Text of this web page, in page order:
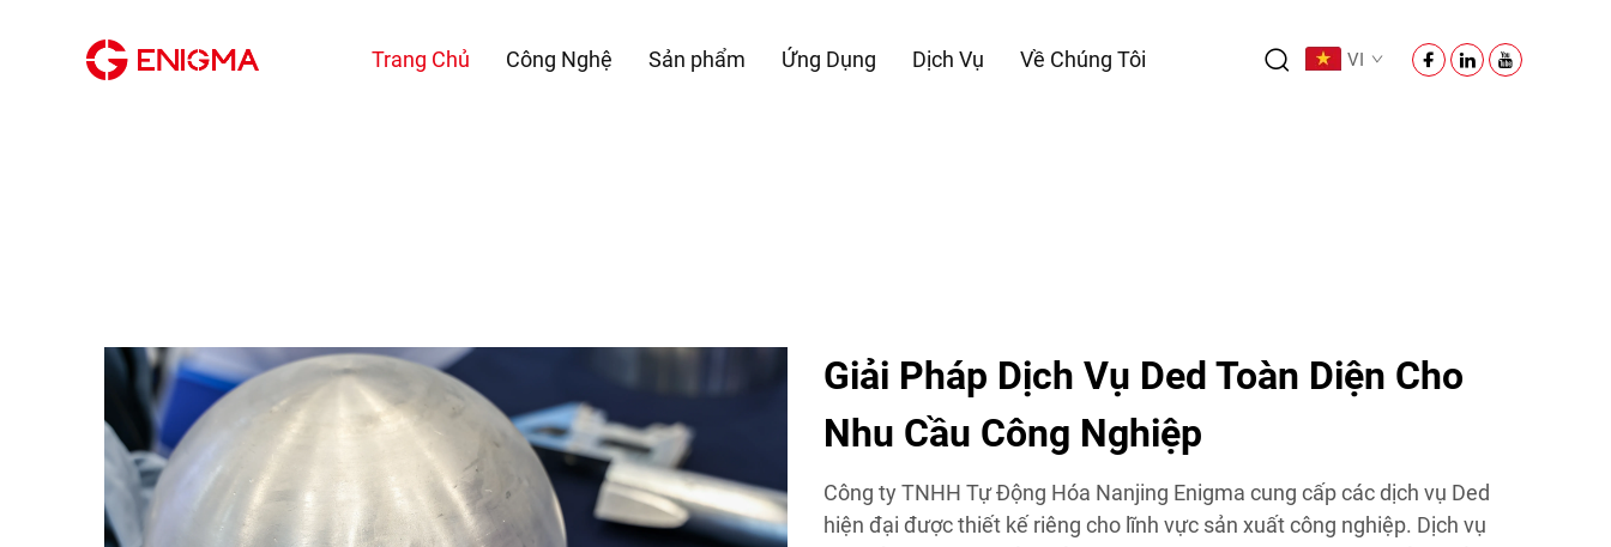
Trang Chủ Công Nghệ Sản phẩm Ứng Dụng Dịch Vụ Về Chúng Tôi VI
Giải Pháp Dịch Vụ Ded Toàn Diện Cho
Nhu Cầu Công Nghiệp
Công ty TNHH Tự Động Hóa Nanjing Enigma cung cấp các dịch vụ Ded
hiện đại được thiết kế riêng cho lĩnh vực sản xuất công nghiệp. Dịch vụ